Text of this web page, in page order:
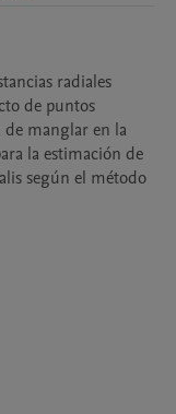
radiales
de puntos
de manglar en la
la estimación de
según el método